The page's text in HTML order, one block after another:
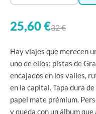
25,60 €32 €
Hay viajes que merecen
uno de ellos: pistas de
encajados en los valles,
en la capital. Tapa dura
papel mate prémium.
y queda con un álbum